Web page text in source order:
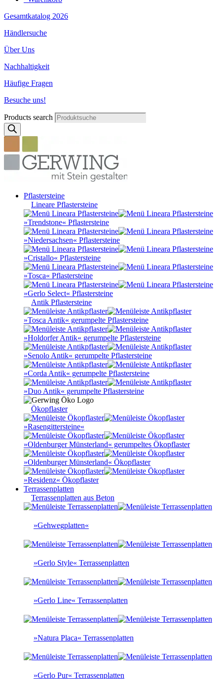
Gesamtkatalog 2026
Händlersuche
Über Uns
Nachhaltigkeit
Häufige Fragen
Besuche uns!
Products search
Pflastersteine
Lineare Pflastersteine
»Trendstone« Pflastersteine
»Niedersachsen« Pflastersteine
»Cristallo« Pflastersteine
»Tosca« Pflastersteine
»Gerlo Select« Pflastersteine
Antik Pflastersteine
»Tosca Antik« gerumpelte Pflastersteine
»Holdorfer Antik« gerumpelte Pflastersteine
»Senolo Antik« gerumpelte Pflastersteine
»Corda Antik« gerumpelte Pflastersteine
»Duo Antik« gerumpelte Pflastersteine
Ökopflaster
»Rasengittersteine«
»Oldenburger Münsterland« gerumpeltes Ökopflaster
»Oldenburger Münsterland« Ökopflaster
»Residenz« Ökopflaster
Terrassenplatten
Terrassenplatten aus Beton
»Gehwegplatten«
»Gerlo Style« Terrassenplatten
»Gerlo Line« Terrassenplatten
»Natura Placa« Terrassenplatten
»Gerlo Pur« Terrassenplatten